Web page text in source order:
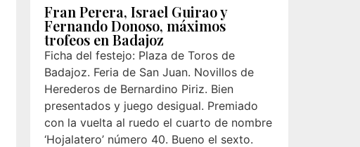
Fran Perera, Israel Guirao y
Fernando Donoso, máximos
trofeos en Badajoz
Ficha del festejo: Plaza de Toros de
Badajoz. Feria de San Juan. Novillos de
Herederos de Bernardino Piriz. Bien
presentados y juego desigual. Premiado
con la vuelta al ruedo el cuarto de nombre
‘Hojalatero’ número 40. Bueno el sexto.